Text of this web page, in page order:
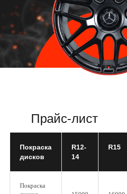
Прайс-лист
Покраска
дисков
R12-
14
R15
Покраска